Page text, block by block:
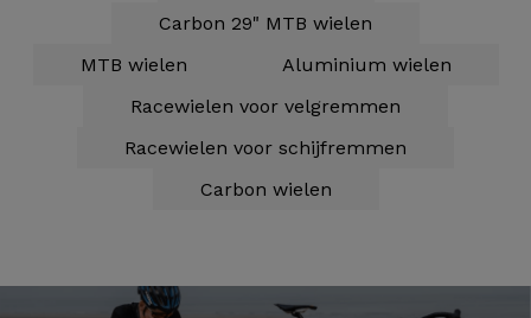
Carbon 29" MTB wielen
MTB wielen
Aluminium wielen
Racewielen voor velgremmen
Racewielen voor schijfremmen
Carbon wielen